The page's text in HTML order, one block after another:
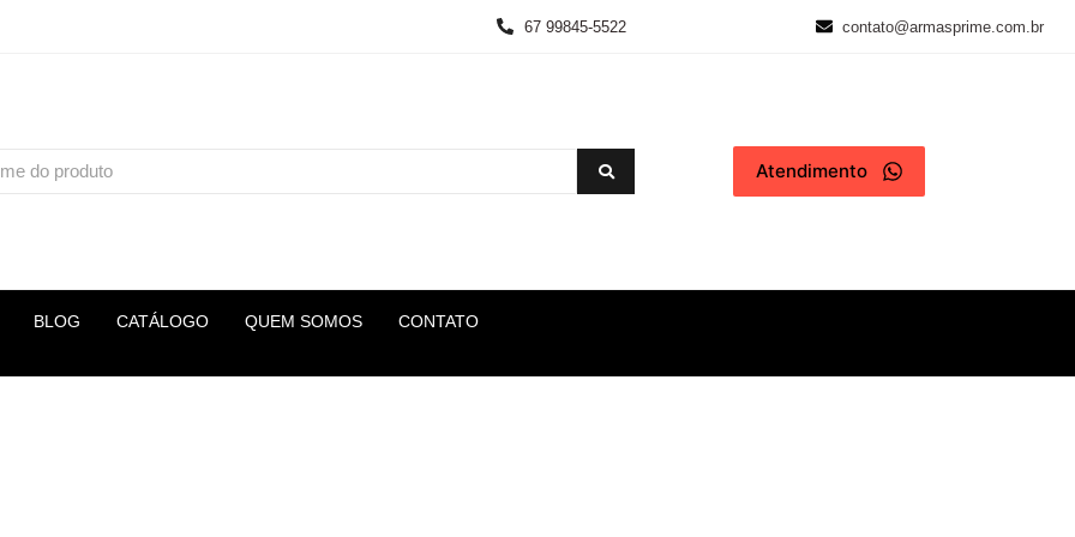
67 99845-5522 contato@armasprime.com.br
Atendimento
BLOG CATÁLOGO QUEM SOMOS CONTATO